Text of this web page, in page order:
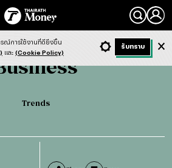
Search
Business Trends
Trends
ก Dark ฟังข่าว
รณ์การใช้งานที่ดียิ่งขึ้น
และ (Cookie Policy)
รับทราบ